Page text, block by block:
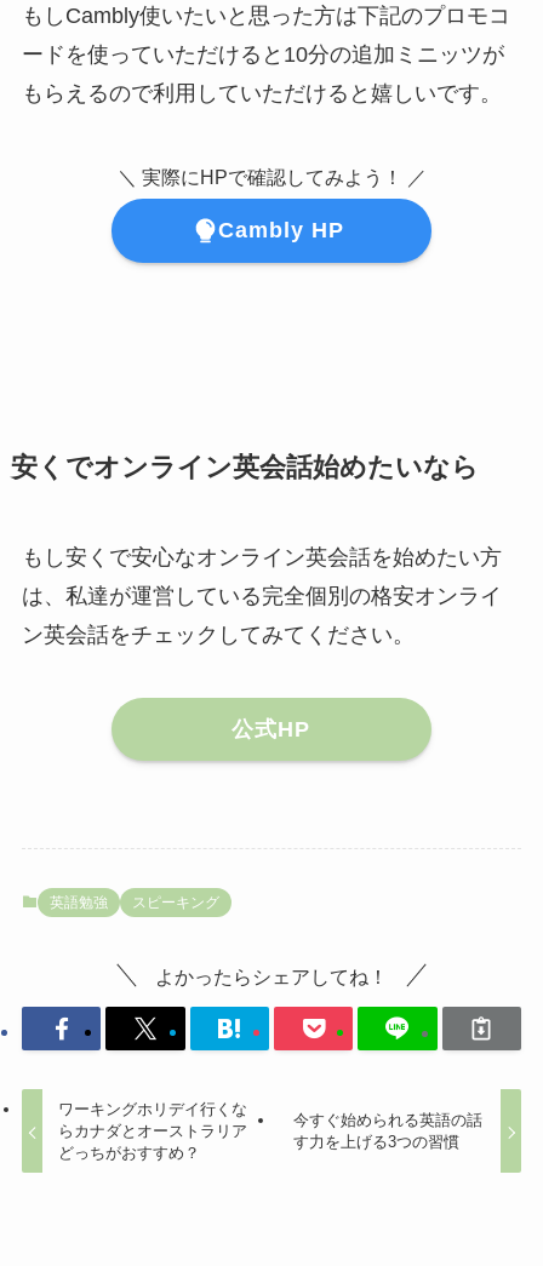
もしCambly使いたいと思った方は下記のプロモコ
ードを使っていただけると10分の追加ミニッツが
もらえるので利用していただけると嬉しいです。
＼ 実際にHPで確認してみよう！ ／
Cambly HP
安くでオンライン英会話始めたいなら
もし安くで安心なオンライン英会話を始めたい方
は、私達が運営している完全個別の格安オンライ
ン英会話をチェックしてみてください。
公式HP
英語勉強 スピーキング
よかったらシェアしてね！
ワーキングホリデイ行くな
らカナダとオーストラリア
どっちがおすすめ？
今すぐ始められる英語の話
す力を上げる3つの習慣